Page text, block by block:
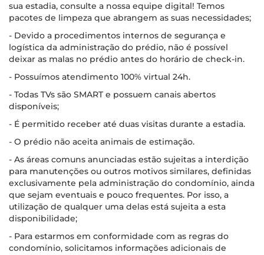
sua estadia, consulte a nossa equipe digital! Temos
pacotes de limpeza que abrangem as suas necessidades;
- Devido a procedimentos internos de segurança e
logística da administração do prédio, não é possível
deixar as malas no prédio antes do horário de check-in.
- Possuímos atendimento 100% virtual 24h.
- Todas TVs são SMART e possuem canais abertos
disponíveis;
- É permitido receber até duas visitas durante a estadia.
- O prédio não aceita animais de estimação.
- As áreas comuns anunciadas estão sujeitas a interdição
para manutenções ou outros motivos similares, definidas
exclusivamente pela administração do condomínio, ainda
que sejam eventuais e pouco frequentes. Por isso, a
utilização de qualquer uma delas está sujeita a esta
disponibilidade;
- Para estarmos em conformidade com as regras do
condomínio, solicitamos informações adicionais de